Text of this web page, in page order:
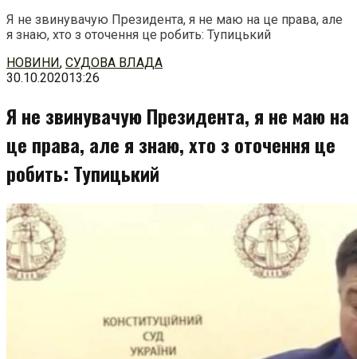
Я не звинувачую Президента, я не маю на це права, але
я знаю, хто з оточення це робить: Тупицький
Перейти
до
НОВИНИ, СУДОВА ВЛАДА
30.10.202013:26
Я не звинувачую Президента, я не маю на
це права, але я знаю, хто з оточення це
робить: Тупицький